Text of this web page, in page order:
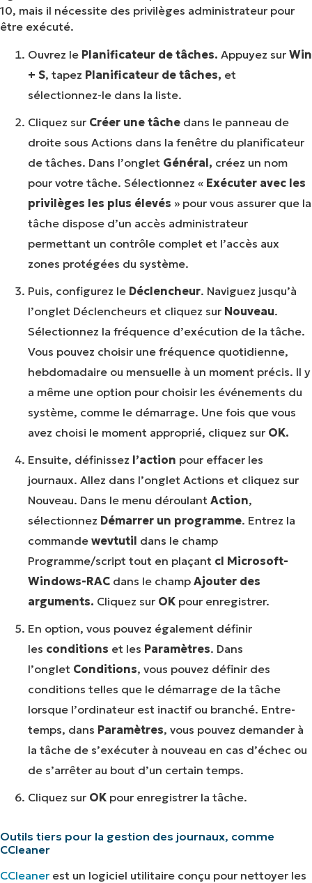
10, mais il nécessite des privilèges administrateur pour
être exécuté.
Ouvrez le Planificateur de tâches. Appuyez sur Win
+ S, tapez Planificateur de tâches, et
sélectionnez-le dans la liste.
Cliquez sur Créer une tâche dans le panneau de
droite sous Actions dans la fenêtre du planificateur
de tâches. Dans l’onglet Général, créez un nom
pour votre tâche. Sélectionnez « Exécuter avec les
privilèges les plus élevés » pour vous assurer que la
tâche dispose d’un accès administrateur
permettant un contrôle complet et l’accès aux
zones protégées du système.
Puis, configurez le Déclencheur. Naviguez jusqu’à
l’onglet Déclencheurs et cliquez sur Nouveau.
Sélectionnez la fréquence d’exécution de la tâche.
Vous pouvez choisir une fréquence quotidienne,
hebdomadaire ou mensuelle à un moment précis. Il y
a même une option pour choisir les événements du
système, comme le démarrage. Une fois que vous
avez choisi le moment approprié, cliquez sur OK.
Ensuite, définissez l’action pour effacer les
journaux. Allez dans l’onglet Actions et cliquez sur
Nouveau. Dans le menu déroulant Action,
sélectionnez Démarrer un programme. Entrez la
commande wevtutil dans le champ
Programme/script tout en plaçant cl Microsoft-
Windows-RAC dans le champ Ajouter des
arguments. Cliquez sur OK pour enregistrer.
En option, vous pouvez également définir
les conditions et les Paramètres. Dans
l’onglet Conditions, vous pouvez définir des
conditions telles que le démarrage de la tâche
lorsque l’ordinateur est inactif ou branché. Entre-
temps, dans Paramètres, vous pouvez demander à
la tâche de s’exécuter à nouveau en cas d’échec ou
de s’arrêter au bout d’un certain temps.
Cliquez sur OK pour enregistrer la tâche.
Outils tiers pour la gestion des journaux, comme
CCleaner
CCleaner est un logiciel utilitaire conçu pour nettoyer les